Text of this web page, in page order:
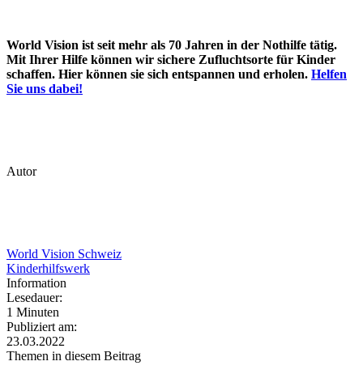
World Vision ist seit mehr als 70 Jahren in der Nothilfe tätig.
Mit Ihrer Hilfe können wir sichere Zufluchtsorte für Kinder
schaffen. Hier können sie sich entspannen und erholen. Helfen
Sie uns dabei!
Autor
World Vision Schweiz
Kinderhilfswerk
Information
Lesedauer:
1 Minuten
Publiziert am:
23.03.2022
Themen in diesem Beitrag